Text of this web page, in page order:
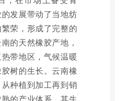
发展带动了当地纺
荣，形成了完整的
的天然橡胶产地，
带地区，气候温暖
树的生长。云南橡
种植到加工再到销
的产业体系，其生